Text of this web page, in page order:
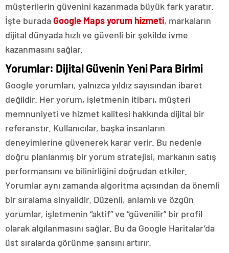
müşterilerin güvenini kazanmada büyük fark yaratır.
İşte buradaGoogle Maps yorum hizmeti, markaların
dijital dünyada hızlı ve güvenli bir şekilde ivme
kazanmasını sağlar.
Yorumlar: Dijital Güvenin Yeni Para Birimi
Google yorumları, yalnızca yıldız sayısından ibaret
değildir. Her yorum, işletmenin itibarı, müşteri
memnuniyeti ve hizmet kalitesi hakkında dijital bir
referanstır. Kullanıcılar, başka insanların
deneyimlerine güvenerek karar verir. Bu nedenle
doğru planlanmış bir yorum stratejisi, markanın satış
performansını ve bilinirliğini doğrudan etkiler.
Yorumlar aynı zamanda algoritma açısından da önemli
bir sıralama sinyalidir. Düzenli, anlamlı ve özgün
yorumlar, işletmenin “aktif” ve “güvenilir” bir profil
olarak algılanmasını sağlar. Bu da Google Haritalar’da
üst sıralarda görünme şansını artırır.